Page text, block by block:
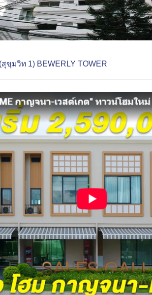
สุขุมวิท 1) BEWERLY TOWER